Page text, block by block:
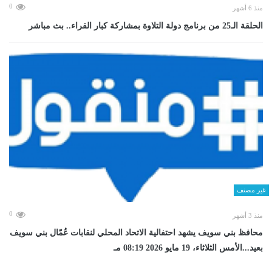
منذ 6 أشهر 0
الحلقة الـ25 من برنامج دولة التلاوة بمشاركة كبار القراء.. بث مباشر
غير مصنف
منذ 3 أشهر 0
محافظ بني سويف يشهد احتفالية الاتحاد المحلي لنقابات عُمّال بني سويف
بعيد...الأمس الثلاثاء، 19 مايو 2026 08:19 مـ